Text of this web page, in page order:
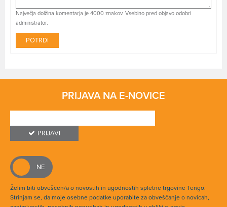
Največja dolžina komentarja je 4000 znakov. Vsebino pred objavo odobri
administrator.
POTRDI
PRIJAVA NA E-NOVICE
PRIJAVI
Želim biti obveščen/a o novostih in ugodnostih spletne trgovine Tengo.
Strinjam se, da moje osebne podatke uporabite za obveščanje o novicah,